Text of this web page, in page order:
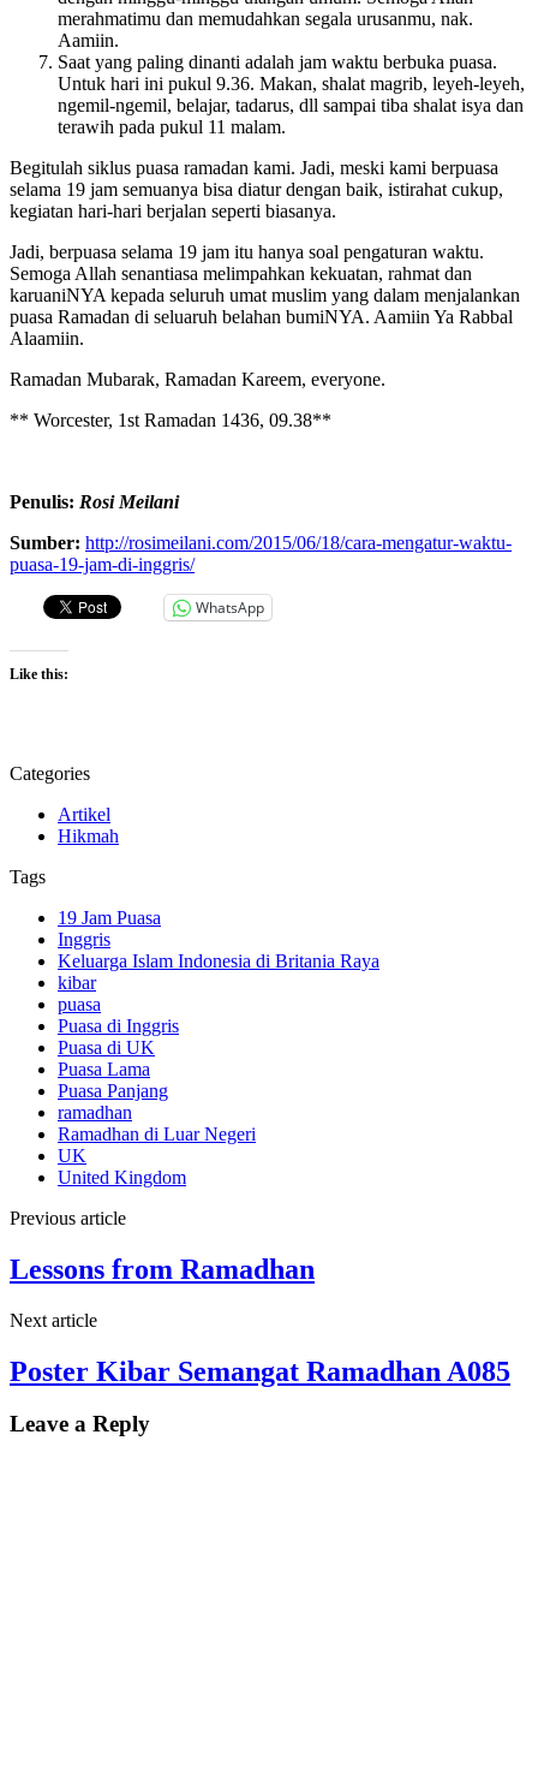
merahmatimu dan memudahkan segala urusanmu, nak.
Aamiin.
Saat yang paling dinanti adalah jam waktu berbuka puasa.
Untuk hari ini pukul 9.36. Makan, shalat magrib, leyeh-leyeh,
ngemil-ngemil, belajar, tadarus, dll sampai tiba shalat isya dan
terawih pada pukul 11 malam.
Begitulah siklus puasa ramadan kami. Jadi, meski kami berpuasa
selama 19 jam semuanya bisa diatur dengan baik, istirahat cukup,
kegiatan hari-hari berjalan seperti biasanya.
Jadi, berpuasa selama 19 jam itu hanya soal pengaturan waktu.
Semoga Allah senantiasa melimpahkan kekuatan, rahmat dan
karuaniNYA kepada seluruh umat muslim yang dalam menjalankan
puasa Ramadan di seluaruh belahan bumiNYA. Aamiin Ya Rabbal
Alaamiin.
Ramadan Mubarak, Ramadan Kareem, everyone.
** Worcester, 1st Ramadan 1436, 09.38**
Penulis: Rosi Meilani
Sumber: http://rosimeilani.com/2015/06/18/cara-mengatur-waktu-
puasa-19-jam-di-inggris/
WhatsApp
Like this:
Categories
Artikel
Hikmah
Tags
19 Jam Puasa
Inggris
Keluarga Islam Indonesia di Britania Raya
kibar
puasa
Puasa di Inggris
Puasa di UK
Puasa Lama
Puasa Panjang
ramadhan
Ramadhan di Luar Negeri
UK
United Kingdom
Previous article
Lessons from Ramadhan
Next article
Poster Kibar Semangat Ramadhan A085
Leave a Reply